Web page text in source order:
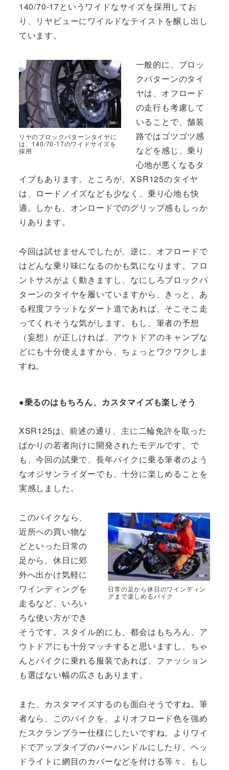
140/70-17というワイドなサイズを採用してお
り、リヤビューにワイルドなテイストを醸し出し
ています。
リヤのブロックパターンタイヤに
は、140/70-17のワイドサイズを
採用
一般的に、ブロッ
クパターンのタイ
ヤは、オフロード
の走行も考慮して
いることで、舗装
路ではゴツゴツ感
などを感じ、乗り
心地が悪くなるタ
イプもあります。ところが、XSR125のタイヤ
は、ロードノイズなども少なく、乗り心地も快
適。しかも、オンロードでのグリップ感もしっか
りあります。
今回は試せませんでしたが、逆に、オフロードで
はどんな乗り味になるのかも気になります。フロ
ントサスがよく動きますし、なにしろブロックパ
ターンのタイヤを履いていますから、きっと、あ
る程度フラットなダート道であれば、そこそこ走
ってくれそうな気がします。もし、筆者の予想
（妄想）が正しければ、アウトドアのキャンプな
どにも十分使えますから、ちょっとワクワクしま
すね。
●乗るのはもちろん、カスタマイズも楽しそう
XSR125は、前述の通り、主に二輪免許を取った
ばかりの若者向けに開発されたモデルです。で
も、今回の試乗で、長年バイクに乗る筆者のよう
なオジサンライダーでも、十分に楽しめることを
実感しました。
日常の足から休日のワインディン
グまで楽しめるバイク
このバイクなら、
近所への買い物な
どといった日常の
足から、休日に郊
外へ出かけ気軽に
ワインディングを
走るなど、いろい
ろな使い方ができ
そうです。スタイル的にも、都会はもちろん、ア
ウトドアにも十分マッチすると思いますし、ちゃ
んとバイクに乗れる服装であれば、ファッション
も選ばない幅の広さもあります。
また、カスタマイズするのも面白そうですね。筆
者なら、このバイクを、よりオフロード色を強め
たスクランブラー仕様にしたいですね。よりワイ
ドでアップタイプのバーハンドルにしたり、ヘッ
ドライトに網目のカバーなどを付ける等々。もし